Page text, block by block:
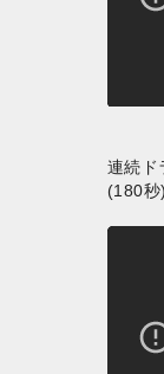
連続ド
(180秒